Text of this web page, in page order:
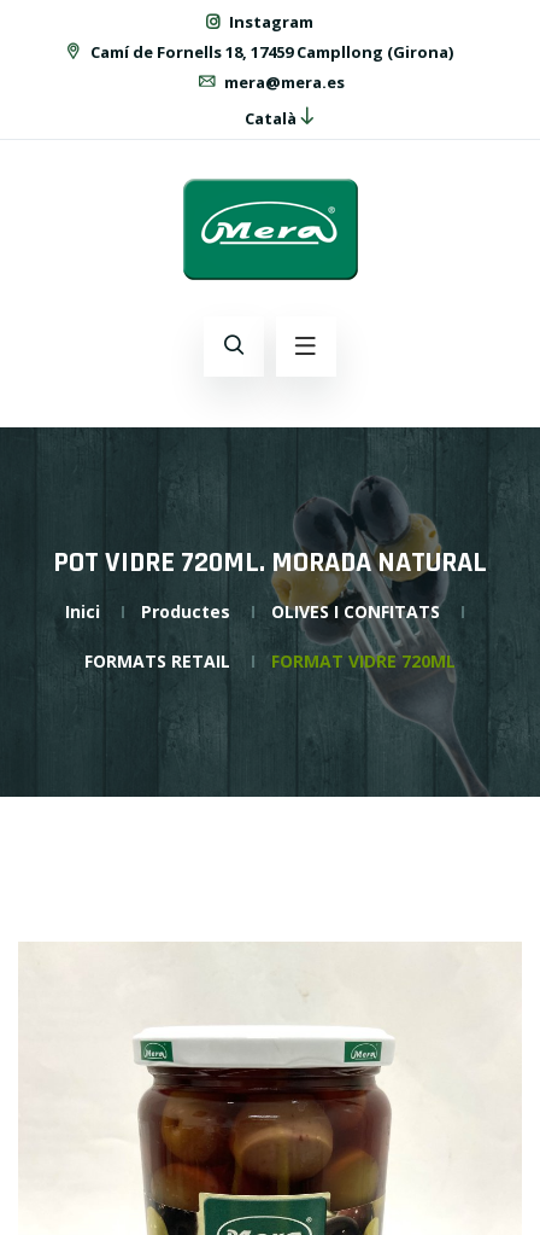
Instagram
Camí de Fornells 18, 17459 Campllong (Girona)
mera@mera.es
Català
POT VIDRE 720ML. MORADA NATURAL
Inici Productes OLIVES I CONFITATS
FORMATS RETAIL FORMAT VIDRE 720ML